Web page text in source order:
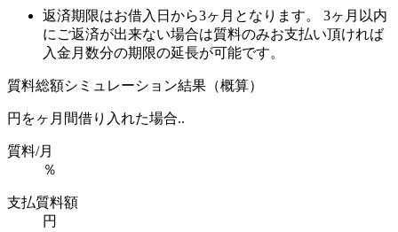
返済期限はお借入日から3ヶ月となります。 3ヶ月以内
にご返済が出来ない場合は質料のみお支払い頂ければ
入金月数分の期限の延長が可能です。
質料総額シミュレーション結果（概算）
円をヶ月間借り入れた場合..
質料/月
％
支払質料額
円